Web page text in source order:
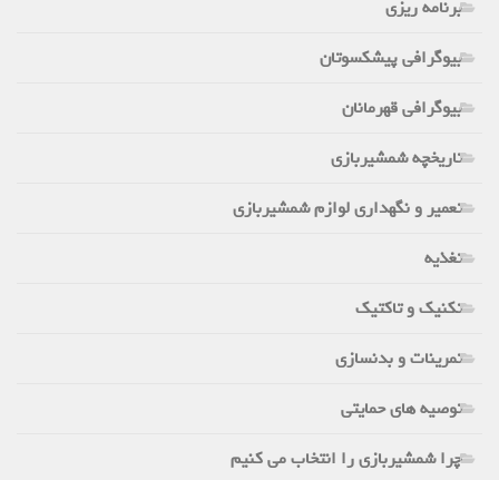
برنامه ریزی
بیوگرافی پیشکسوتان
بیوگرافی قهرمانان
تاریخچه شمشیربازی
تعمیر و نگهداری لوازم شمشیربازی
تغذیه
تکنیک و تاکتیک
تمرینات و بدنسازی
توصیه های حمایتی
چرا شمشیربازی را انتخاب می کنیم